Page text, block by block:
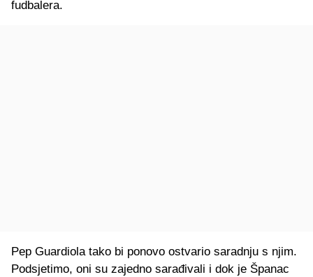
fudbalera.
Pep Guardiola tako bi ponovo ostvario saradnju s njim.
Podsjetimo, oni su zajedno sarađivali i dok je Španac